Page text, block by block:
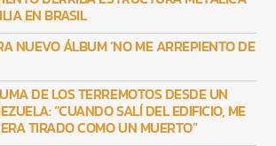
EN BRASIL
NUEVO ÁLBUM ‘NO ME ARREPIENTO DE
DE LOS TERREMOTOS DESDE UN
“CUANDO SALÍ DEL EDIFICIO, ME
TIRADO COMO UN MUERTO”